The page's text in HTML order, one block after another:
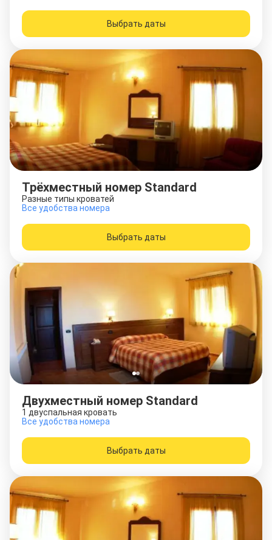
Выбрать даты
Трёхместный номер Standard
Разные типы кроватей
Все удобства номера
Выбрать даты
Двухместный номер Standard
1 двуспальная кровать
Все удобства номера
Выбрать даты